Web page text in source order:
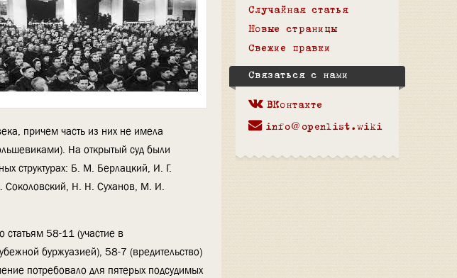
причем часть из них не имела
На открытый суд были
структурах: Б. М. Берлацкий, И. Г.
Соколовский, Н. Н. Суханов, М. И.
58-11 (участие в
буржуазией), 58-7 (вредительство)
потребовало для пятерых подсудимых
Случайная статья
Новые страницы
Свежие правки
Связаться с нами
ВКонтакте
info@openlist.wiki